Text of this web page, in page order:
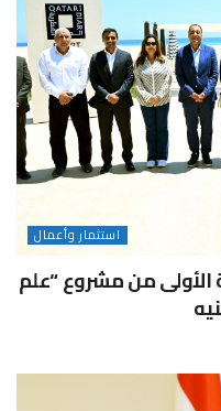
استثمار وأعمال
الأولى من مشروع “علم